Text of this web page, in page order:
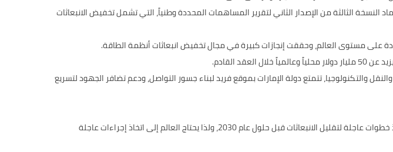
الإمارات على سجلها الحافل بالابتكار في مجال العمل المناخي، حيث قامت في عام 2023 باعتماد النسخة الثالثة من الإصدار الثاني لتقرير المساهمات المحددة وطنياً، التي تشمل تخفيض الانبعاثات
على مستوى العالم، وحققت إنجازات كبيرة في مجال تخفيض انبعاثات أنظمة الطاقة.
والتكنولوجيا، تتمتع دولة الإمارات بموقع فريد لبناء جسور التواصل، ودعم تضافر الجهود لتسريع
أثبتت البيانات العلمية أن تفادي تجاوز الارتفاع في درجة حرارة الأرض مستوى 1.5 درجة مئوية يتطلب اتخاذ خطوات عاجلة لتقليل الانبعاثات قبل حلول عام 2030، ولذا يحتاج العالم إلى اتخاذ إجراءات عاجلة